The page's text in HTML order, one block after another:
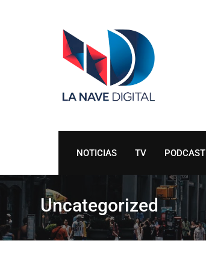
NOTICIAS TV PODCAST
Uncategorized